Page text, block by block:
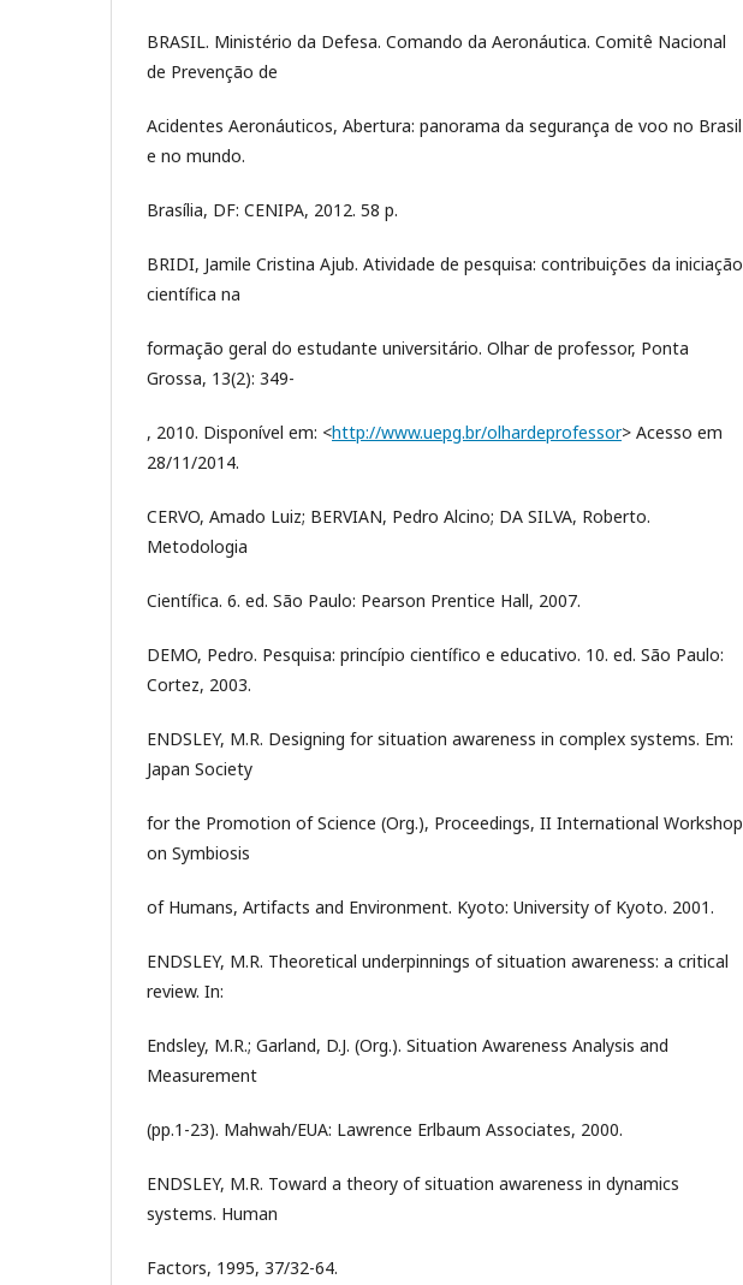
BRASIL. Ministério da Defesa. Comando da Aeronáutica. Comitê Nacional
de Prevenção de
Acidentes Aeronáuticos, Abertura: panorama da segurança de voo no Brasil
e no mundo.
Brasília, DF: CENIPA, 2012. 58 p.
BRIDI, Jamile Cristina Ajub. Atividade de pesquisa: contribuições da iniciação
científica na
formação geral do estudante universitário. Olhar de professor, Ponta
Grossa, 13(2): 349-
, 2010. Disponível em: <http://www.uepg.br/olhardeprofessor> Acesso em
28/11/2014.
CERVO, Amado Luiz; BERVIAN, Pedro Alcino; DA SILVA, Roberto.
Metodologia
Científica. 6. ed. São Paulo: Pearson Prentice Hall, 2007.
DEMO, Pedro. Pesquisa: princípio científico e educativo. 10. ed. São Paulo:
Cortez, 2003.
ENDSLEY, M.R. Designing for situation awareness in complex systems. Em:
Japan Society
for the Promotion of Science (Org.), Proceedings, II International Workshop
on Symbiosis
of Humans, Artifacts and Environment. Kyoto: University of Kyoto. 2001.
ENDSLEY, M.R. Theoretical underpinnings of situation awareness: a critical
review. In:
Endsley, M.R.; Garland, D.J. (Org.). Situation Awareness Analysis and
Measurement
(pp.1-23). Mahwah/EUA: Lawrence Erlbaum Associates, 2000.
ENDSLEY, M.R. Toward a theory of situation awareness in dynamics
systems. Human
Factors, 1995, 37/32-64.